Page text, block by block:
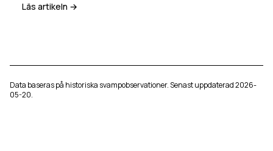
Läs artikeln →
Data baseras på historiska svampobservationer. Senast uppdaterad2026-
05-20.